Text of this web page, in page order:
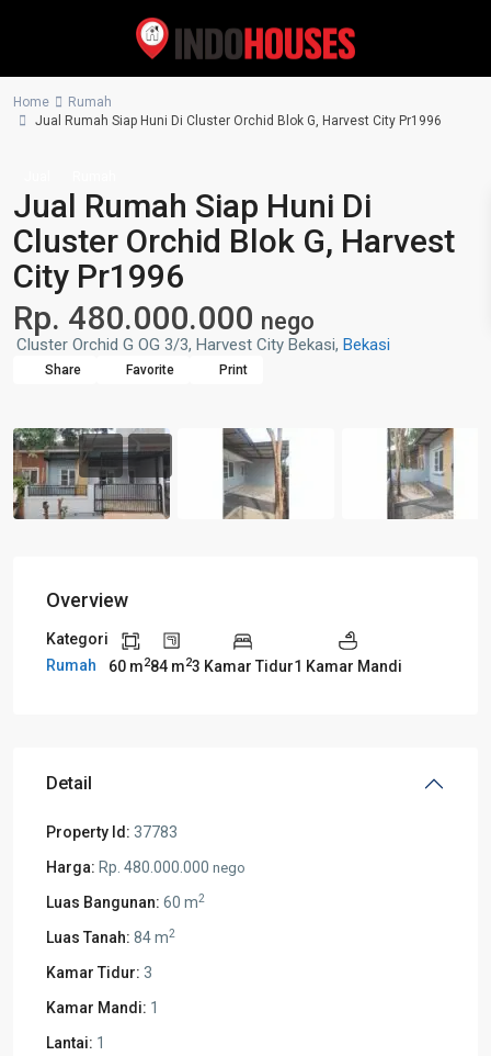
Home
Rumah
Jual Rumah Siap Huni Di Cluster Orchid Blok G, Harvest City Pr1996
Jual Rumah Siap Huni Di
Cluster Orchid Blok G, Harvest
City Pr1996
Rp. 480.000.000 nego
Cluster Orchid G OG 3/3, Harvest City Bekasi, Bekasi
Share Favorite Print
Overview
Kategori
Rumah
60 m284 m23 Kamar Tidur1 Kamar Mandi
Detail
Property Id: 37783
Harga: Rp. 480.000.000 nego
Luas Bangunan: 60 m2
Luas Tanah: 84 m2
Kamar Tidur: 3
Kamar Mandi: 1
Lantai: 1